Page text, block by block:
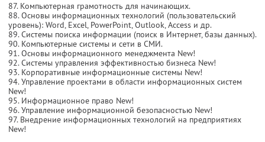
87. Компьютерная грамотность для начинающих.
88. Основы информационных технологий (пользовательский
уровень): Word, Excel, PowerPoint, Outlook, Access и др.
89. Системы поиска информации (поиск в Интернет, базы данных).
90. Компьютерные системы и сети в СМИ.
91. Основы информационного менеджмента New!
92. Системы управления эффективностью бизнеса New!
93. Корпоративные информационные системы New!
94. Управление проектами в области информационных систем
New!
95. Информационное право New!
96. Управление информационной безопасностью New!
97. Внедрение информационных технологий на предприятиях
New!